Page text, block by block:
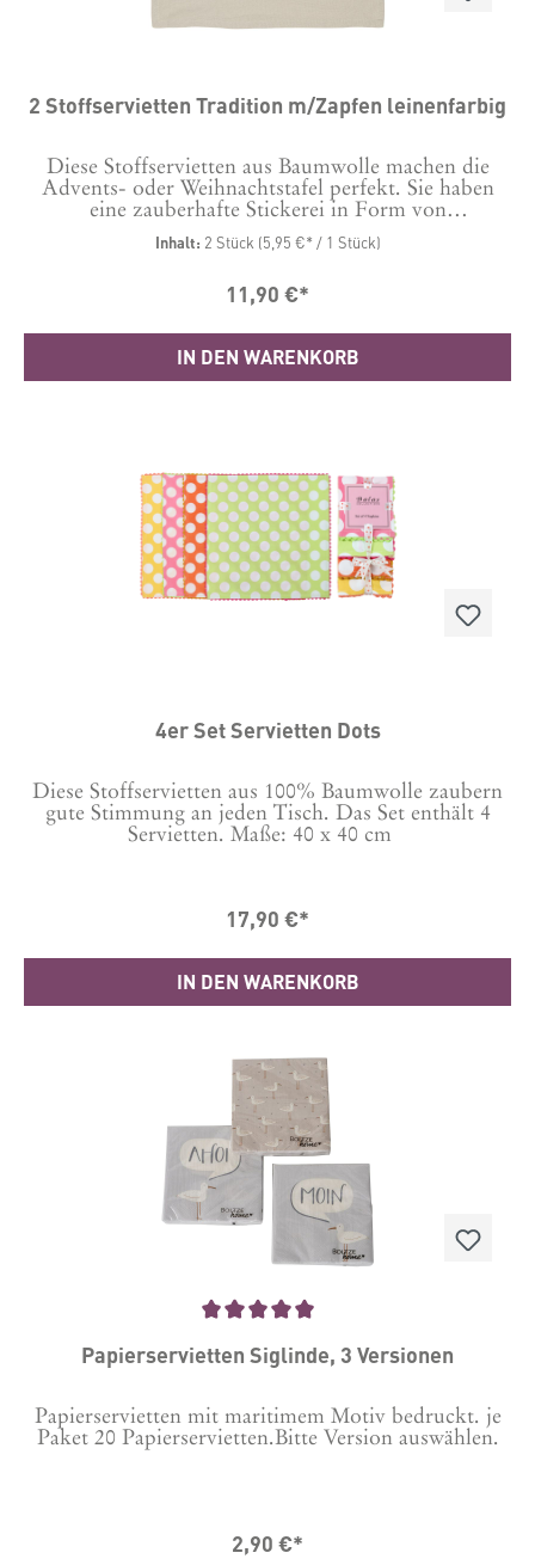
2 Stoffservietten Tradition m/Zapfen leinenfarbig
Diese Stoffservietten aus Baumwolle machen die
Advents- oder Weihnachtstafel perfekt. Sie haben
eine zauberhafte Stickerei in Form von
Zapfenzweigen und passen damit genau zu den
Tischläufern unter anderer Bestellnummer. Maße: 40
Polyester.
Inhalt: 2 Stück (5,95 €* / 1 Stück)
11,90 €*
IN DEN WARENKORB
4er Set Servietten Dots
Diese Stoffservietten aus 100% Baumwolle zaubern
gute Stimmung an jeden Tisch. Das Set enthält 4
17,90 €*
IN DEN WARENKORB
Papierservietten Siglinde, 3 Versionen
Papierservietten mit maritimem Motiv bedruckt. je
Paket 20 Papierservietten.Bitte Version auswählen.
2,90 €*